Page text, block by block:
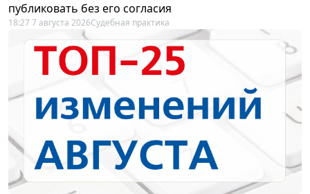
публиковать без его согласия
18:27 7 августа 2026Судебная практика